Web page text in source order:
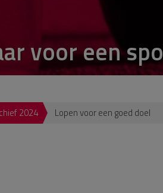
voor een
2024 Lopen voor een goed doel